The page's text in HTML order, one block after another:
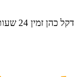
דקל כהן זמין 24 שעות ביממה (לא בשבת).